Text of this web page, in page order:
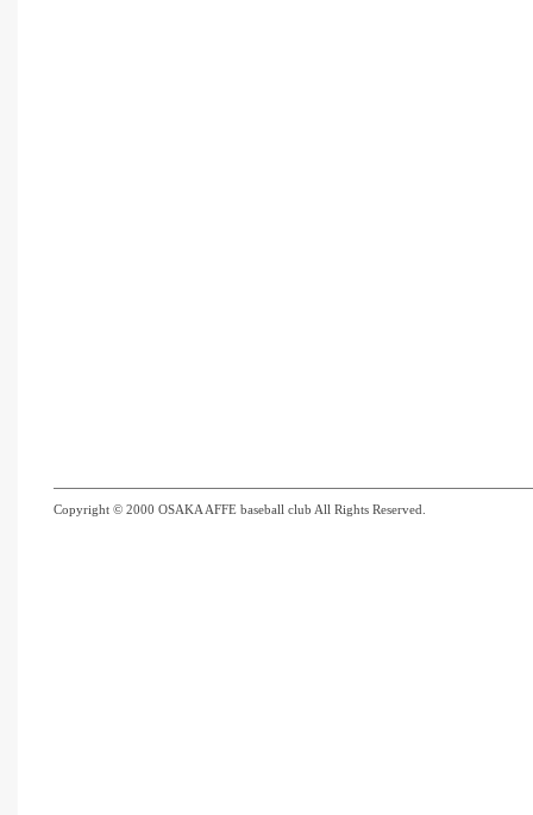
Copyright © 2000 OSAKA AFFE baseball club All Rights Reserved.